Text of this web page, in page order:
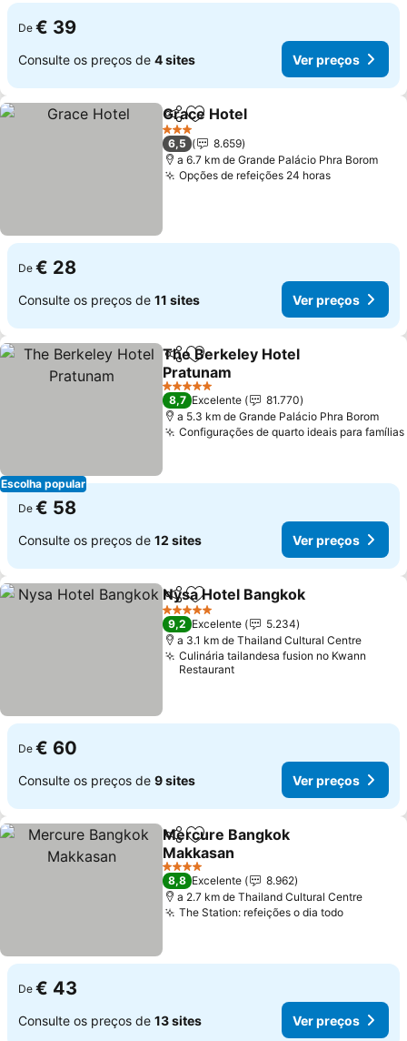
De € 39
Consulte os preços de 4 sites Ver preços
PartilharAdicionar aos favoritos
Grace Hotel
3 Estrelas
6,5
8.659
a 6.7 km de Grande Palácio Phra Borom
Opções de refeições 24 horas
De € 28
Consulte os preços de 11 sites Ver preços
Escolha popular
PartilharAdicionar aos favoritos
The Berkeley Hotel
Pratunam
5 Estrelas
8,7 Excelente
81.770
a 5.3 km de Grande Palácio Phra Borom
Configurações de quarto ideais para famílias
De € 58
Consulte os preços de 12 sites Ver preços
PartilharAdicionar aos favoritos
Nysa Hotel Bangkok
5 Estrelas
9,2 Excelente
5.234
a 3.1 km de Thailand Cultural Centre
Culinária tailandesa fusion no Kwann
Restaurant
De € 60
Consulte os preços de 9 sites Ver preços
PartilharAdicionar aos favoritos
Mercure Bangkok
Makkasan
4 Estrelas
8,8 Excelente
8.962
a 2.7 km de Thailand Cultural Centre
The Station: refeições o dia todo
De € 43
Consulte os preços de 13 sites Ver preços